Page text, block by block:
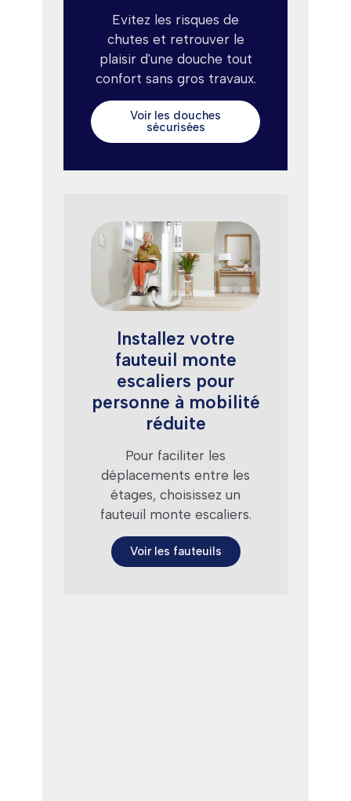
Evitez les risques de
chutes et retrouver le
plaisir d'une douche tout
confort sans gros travaux.
Voir les douches
sécurisées
Installez votre
fauteuil monte
escaliers pour
personne à mobilité
réduite
Pour faciliter les
déplacements entre les
étages, choisissez un
fauteuil monte escaliers.
Voir les fauteuils